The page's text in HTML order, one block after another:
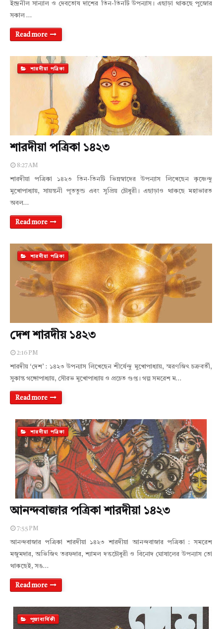
ইন্দ্রনীল সান্যাল ও দেবতোষ দাশের তিন-তিনটি উপন্যাস। এছাড়া থাকছে পুজোর
সকাল …
Read more
শারদীয়া পত্রিকা
শারদীয়া পত্রিকা ১৪২৩
8:27 AM
শারদীয়া পত্রিকা ১৪২৩ তিন-তিনটি ভিন্নস্বাদের উপন্যাস লিখেছেন কৃষ্ণেন্দু
মুখোপাধ্যায়, সায়ন্তনী পূততুন্ড এবং সুপ্রিয় চৌধুরী। এছাড়াও থাকছে মহাভারত
অবল…
Read more
শারদীয়া পত্রিকা
দেশ শারদীয় ১৪২৩
2:16 PM
শারদীয় ‘দেশ’ : ১৪২৩ উপন্যাস লিখেছেন শীর্ষেন্দু মুখোপাধ্যায়, স্মরণজিৎ চক্রবর্তী,
সুকান্ত গঙ্গোপাধ্যায়, সৌরভ মুখোপাধ্যায় ও প্রচেত গুপ্ত। গল্প সমরেশ ম…
Read more
শারদীয়া পত্রিকা
আনন্দবাজার পত্রিকা শারদীয়া ১৪২৩
7:55 PM
আনন্দবাজার পত্রিকা শারদীয়া ১৪২৩ শারদীয়া আনন্দবাজার পত্রিকা : সমরেশ
মজুমদার, অভিজিৎ তরফদার, শ্যামল দত্তচৌধুরী ও বিনোদ ঘোষালের উপন্যাস তো
থাকছেই, সঙ…
Read more
পুজাবার্ষিকী